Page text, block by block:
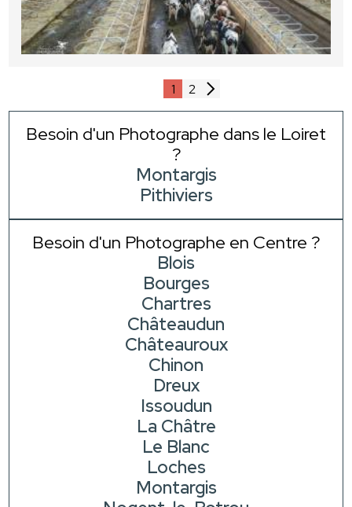
1 2
Besoin d'un Photographe dans le Loiret
?
Montargis
Pithiviers
Besoin d'un Photographe en Centre ?
Blois
Bourges
Chartres
Châteaudun
Châteauroux
Chinon
Dreux
Issoudun
La Châtre
Le Blanc
Loches
Montargis